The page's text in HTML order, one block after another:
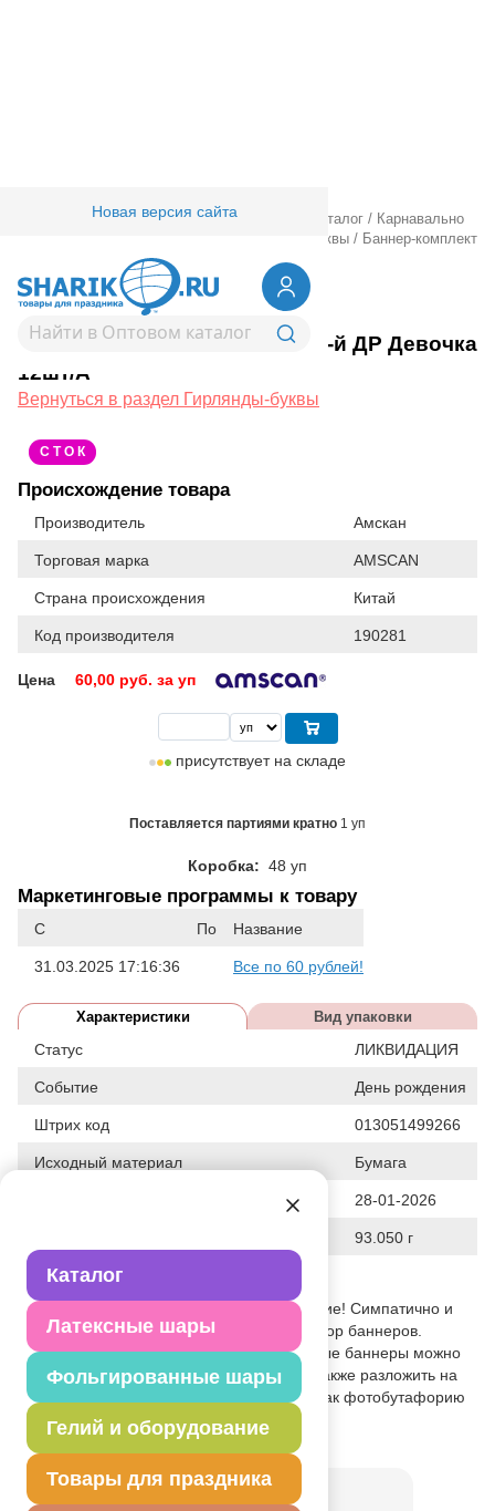
Каталог
Латексные шары
Фольгированные шары
Гелий и оборудование
Товары для праздника
Новая версия сайта
Товары для праздника/ Оптовый каталог / Карнавально
Гирлянды-буквы / Баннер-комплект
1-й ДР Девочка 12шт/А
1505-0882Баннер-комплект 1-й ДР Девочка
12шт/А
Вернуться в раздел Гирлянды-буквы
С Т О К
Происхождение товара
Производитель Амскан
Торговая марка AMSCAN
Страна происхождения Китай
Код производителя 190281
Цена 60,00 руб. за уп
присутствует на складе
Поставляется партиями кратно 1 уп
Коробка: 48 уп
Маркетинговые программы к товару
С По Название
31.03.2025 17:16:36 Все по 60 рублей!
Характеристики Вид упаковки
Статус ЛИКВИДАЦИЯ
Событие День рождения
Штрих код 013051499266
Исходный материал Бумага
Дата последнего изменения элемента 28-01-2026
93.050 г
Описание товара
Первый день рождения # важное событие! Симпатично и
быстро оформить комнату поможет набор баннеров.
Именинница будет в восторге. Картонные баннеры можно
приклеить на стену, дверь или окно, а также разложить на
праздничном столе, или использовать как фотобутафорию
Товар из коллекцииЯ родился